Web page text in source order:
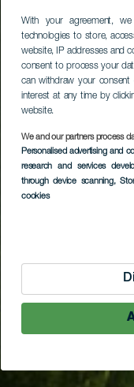
With your agreement,
technologies to store,
website, IP addresses and
consent to process your
can withdraw your
interest at any time by
website.
We and our partners process
Personalised advertising and
research and services
through device scanning,
cookies